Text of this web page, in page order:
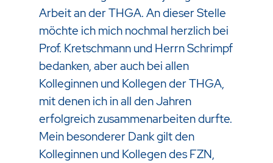
Arbeit an der THGA. An dieser Stelle
möchte ich mich nochmal herzlich bei
Prof. Kretschmann und Herrn Schrimpf
bedanken, aber auch bei allen
Kolleginnen und Kollegen der THGA,
mit denen ich in all den Jahren
erfolgreich zusammenarbeiten durfte.
Mein besonderer Dank gilt den
Kolleginnen und Kollegen des FZN,